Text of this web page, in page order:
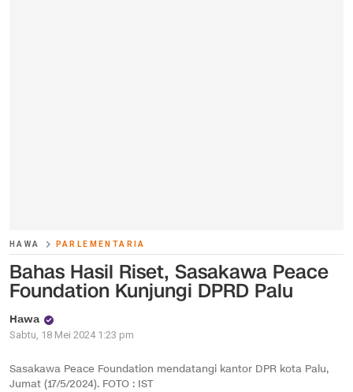
HAWA PARLEMENTARIA
Bahas Hasil Riset, Sasakawa Peace
Foundation Kunjungi DPRD Palu
Hawa
Sabtu, 18 Mei 2024 1:23 pm
Sasakawa Peace Foundation mendatangi kantor DPR kota Palu,
Jumat (17/5/2024). FOTO : IST